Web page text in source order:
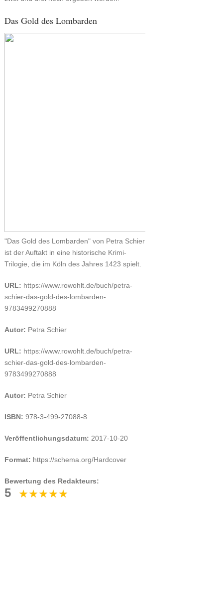
Das Gold des Lombarden
"Das Gold des Lombarden" von Petra Schier
ist der Auftakt in eine historische Krimi-
Trilogie, die im Köln des Jahres 1423 spielt.
URL: https://www.rowohlt.de/buch/petra-
schier-das-gold-des-lombarden-
9783499270888
Autor: Petra Schier
URL: https://www.rowohlt.de/buch/petra-
schier-das-gold-des-lombarden-
9783499270888
Autor: Petra Schier
ISBN: 978-3-499-27088-8
Veröffentlichungsdatum: 2017-10-20
Format: https://schema.org/Hardcover
Bewertung des Redakteurs:
5